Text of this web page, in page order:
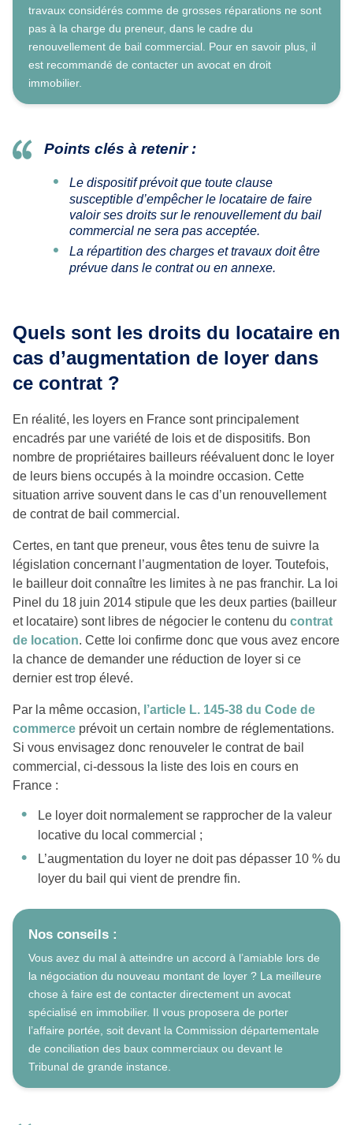
travaux considérés comme de grosses réparations ne sont
pas à la charge du preneur, dans le cadre du
renouvellement de bail commercial. Pour en savoir plus, il
est recommandé de contacter un avocat en droit
immobilier.
Points clés à retenir :
Le dispositif prévoit que toute clause
susceptible d’empêcher le locataire de faire
valoir ses droits sur le renouvellement du bail
commercial ne sera pas acceptée.
La répartition des charges et travaux doit être
prévue dans le contrat ou en annexe.
Quels sont les droits du locataire en
cas d’augmentation de loyer dans
ce contrat ?
En réalité, les loyers en France sont principalement
encadrés par une variété de lois et de dispositifs. Bon
nombre de propriétaires bailleurs réévaluent donc le loyer
de leurs biens occupés à la moindre occasion. Cette
situation arrive souvent dans le cas d’un renouvellement
de contrat de bail commercial.
Certes, en tant que preneur, vous êtes tenu de suivre la
législation concernant l’augmentation de loyer. Toutefois,
le bailleur doit connaître les limites à ne pas franchir. La loi
Pinel du 18 juin 2014 stipule que les deux parties (bailleur
et locataire) sont libres de négocier le contenu du contrat
de location. Cette loi confirme donc que vous avez encore
la chance de demander une réduction de loyer si ce
dernier est trop élevé.
Par la même occasion, l’article L. 145-38 du Code de
commerce prévoit un certain nombre de réglementations.
Si vous envisagez donc renouveler le contrat de bail
commercial, ci-dessous la liste des lois en cours en
France :
Le loyer doit normalement se rapprocher de la valeur
locative du local commercial ;
L’augmentation du loyer ne doit pas dépasser 10 % du
loyer du bail qui vient de prendre fin.
Nos conseils :
Vous avez du mal à atteindre un accord à l’amiable lors de
la négociation du nouveau montant de loyer ? La meilleure
chose à faire est de contacter directement un avocat
spécialisé en immobilier. Il vous proposera de porter
l’affaire portée, soit devant la Commission départementale
de conciliation des baux commerciaux ou devant le
Tribunal de grande instance.